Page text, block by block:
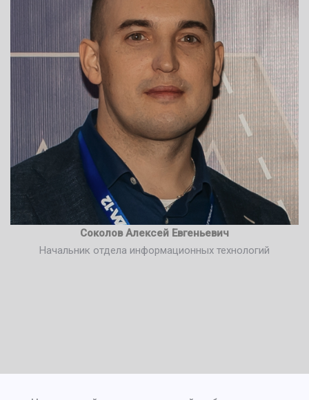
Соколов Алексей Евгеньевич
Начальник отдела информационных технологий